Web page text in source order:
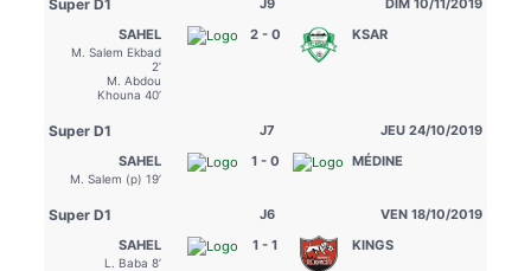
Super D1 J9
DIM 10/11/2019
SAHEL
M. Salem Ekbad
2’
M. Abdou
Khouna 40’
2 - 0 KSAR
Super D1 J7
JEU 24/10/2019
SAHEL
M. Salem (p) 19’
1 - 0 MÉDINE
Super D1 J6
VEN 18/10/2019
SAHEL
L. Baba 8’
1 - 1 KINGS